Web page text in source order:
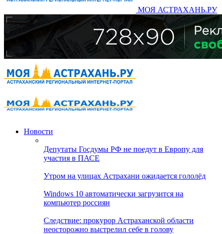
МОЯ АСТРАХАНЬ.РУ
Новости
Депутаты Госдумы РФ не поедут в Европу для
участия в ПАСЕ
Утром на улицах Астрахани ожидается гололёд
Windows 10 автоматически загрузится на
компьютер россиян
Следствие: прокурор Астраханской области
неосторожно выстрелил себе в голову